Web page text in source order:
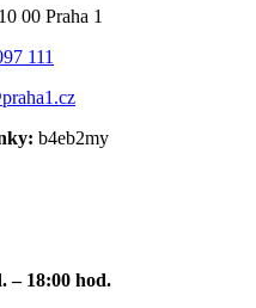
00 Praha 1
111
b4eb2my
– 18:00 hod.